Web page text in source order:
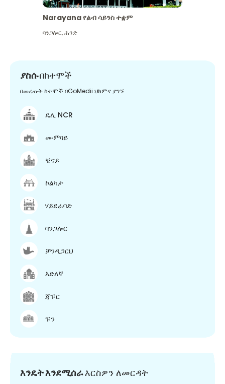
Narayana የልብ ሳይንስ ተቋም
ባንጋሎር,ሕንድ
ያስሱበከተሞች
በመረጡት ከተሞች በGoMedii ህክምና ያግኙ
ዴሊ NCR
ሙምባይ
ቼናይ
ኮልካታ
ሃይደራባድ
ባንጋሎር
ቻንዲጋርህ
እድለኛ
ጃፑር
ፑን
እንዴት እንደሚሰራእርስዎን ለመርዳት